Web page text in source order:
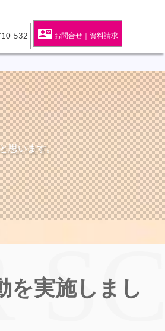
532 contact_mail お問合せ｜資料請求
思います。
を実施しまし